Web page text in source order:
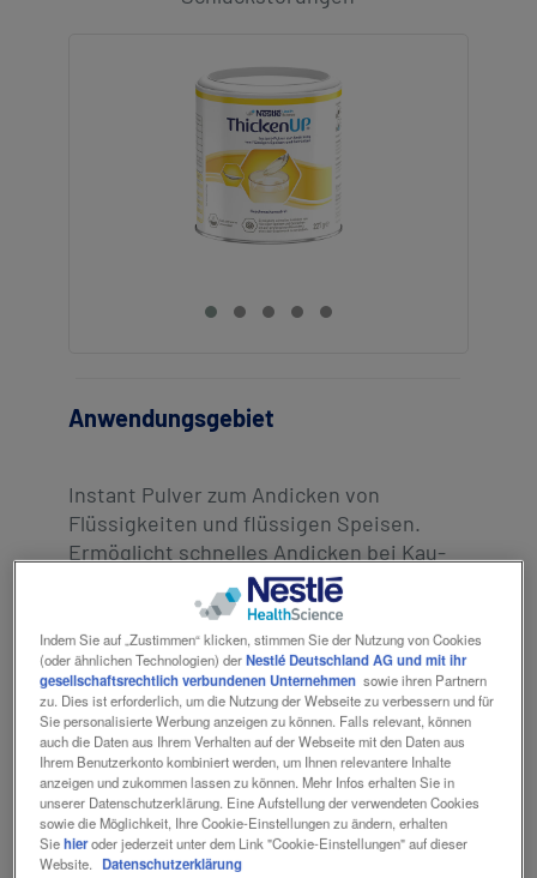
Anwendungsgebiet
Instant Pulver zum Andicken von
Flüssigkeiten und flüssigen Speisen.
Ermöglicht schnelles Andicken bei Kau-
und Schluckstörungen. Zur
Unterstützung von Schlucktraining.
Produkteigenschaften
Geschmacksneutral
Variabel in der gewünschten
Konsistenz
Klumpt nicht
Kalt und warm anwendbar
Indem Sie auf „Zustimmen“ klicken, stimmen Sie der Nutzung von Cookies
(oder ähnlichen Technologien) derNestlé Deutschland AG und mit ihr
gesellschaftsrechtlich verbundenen Unternehmen sowie ihren Partnern
zu. Dies ist erforderlich, um die Nutzung der Webseite zu verbessern und für
Sie personalisierte Werbung anzeigen zu können. Falls relevant, können
auch die Daten aus Ihrem Verhalten auf der Webseite mit den Daten aus
Ihrem Benutzerkonto kombiniert werden, um Ihnen relevantere Inhalte
anzeigen und zukommen lassen zu können. Mehr Infos erhalten Sie in
unserer Datenschutzerklärung. Eine Aufstellung der verwendeten Cookies
sowie die Möglichkeit, Ihre Cookie-Einstellungen zu ändern, erhalten
Siehieroder jederzeit unter dem Link "Cookie-Einstellungen" auf dieser
Website.
Datenschutzerklärung